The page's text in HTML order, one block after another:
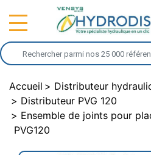
Accueil Distributeur
Distributeur PVG 120
Ensemble de joints pour
PVG120